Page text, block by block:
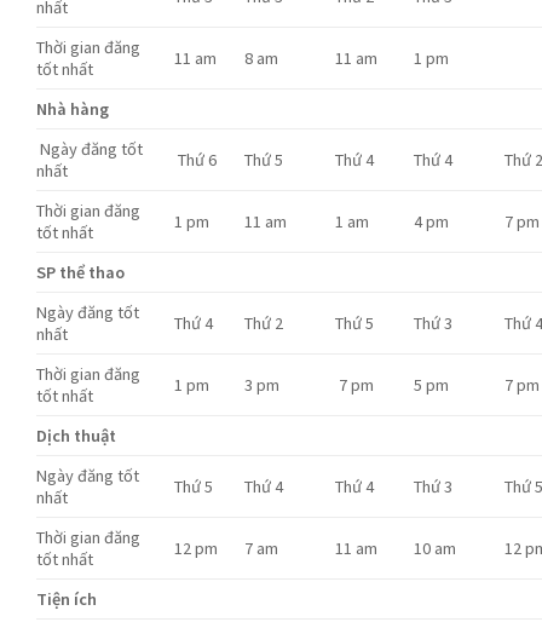
nhất
Thời gian đăng
tốt nhất
11 am 8 am 11 am 1 pm
Nhà hàng
Ngày đăng tốt
nhất
Thứ 6 Thứ 5 Thứ 4 Thứ 4 Thứ
Thời gian đăng
tốt nhất
1 pm 11 am 1 am 4 pm 7 pm
SP thể thao
Ngày đăng tốt
nhất
Thứ 4 Thứ 2 Thứ 5 Thứ 3 Thứ
Thời gian đăng
tốt nhất
1 pm 3 pm 7 pm 5 pm 7 pm
Dịch thuật
Ngày đăng tốt
nhất
Thứ 5 Thứ 4 Thứ 4 Thứ 3 Thứ
Thời gian đăng
tốt nhất
12 pm 7 am 11 am 10 am 12
Tiện ích